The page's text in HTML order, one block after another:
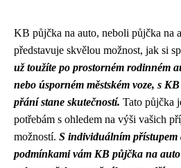
KB půjčka na auto, neboli půjčka na
představuje skvělou možnost, jak si
už toužíte po prostorném rodinném
nebo úsporném městském voze, s
přání stane skutečností. Tato půjčka
potřebám s ohledem na výši vašich
možností. S individuálním
podmínkami vám KB půjčka na